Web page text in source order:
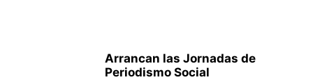
Arrancan las Jornadas de
Periodismo Social